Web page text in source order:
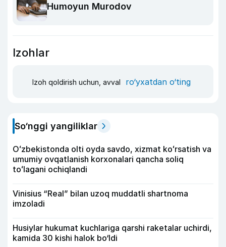
Humoyun Murodov
Izohlar
Izoh qoldirish uchun, avval ro‘yxatdan o‘ting
So‘nggi yangiliklar
Oʻzbekistonda olti oyda savdo, xizmat koʻrsatish va
umumiy ovqatlanish korxonalari qancha soliq
toʻlagani ochiqlandi
Vinisius “Real” bilan uzoq muddatli shartnoma
imzoladi
Husiylar hukumat kuchlariga qarshi raketalar uchirdi,
kamida 30 kishi halok bo‘ldi